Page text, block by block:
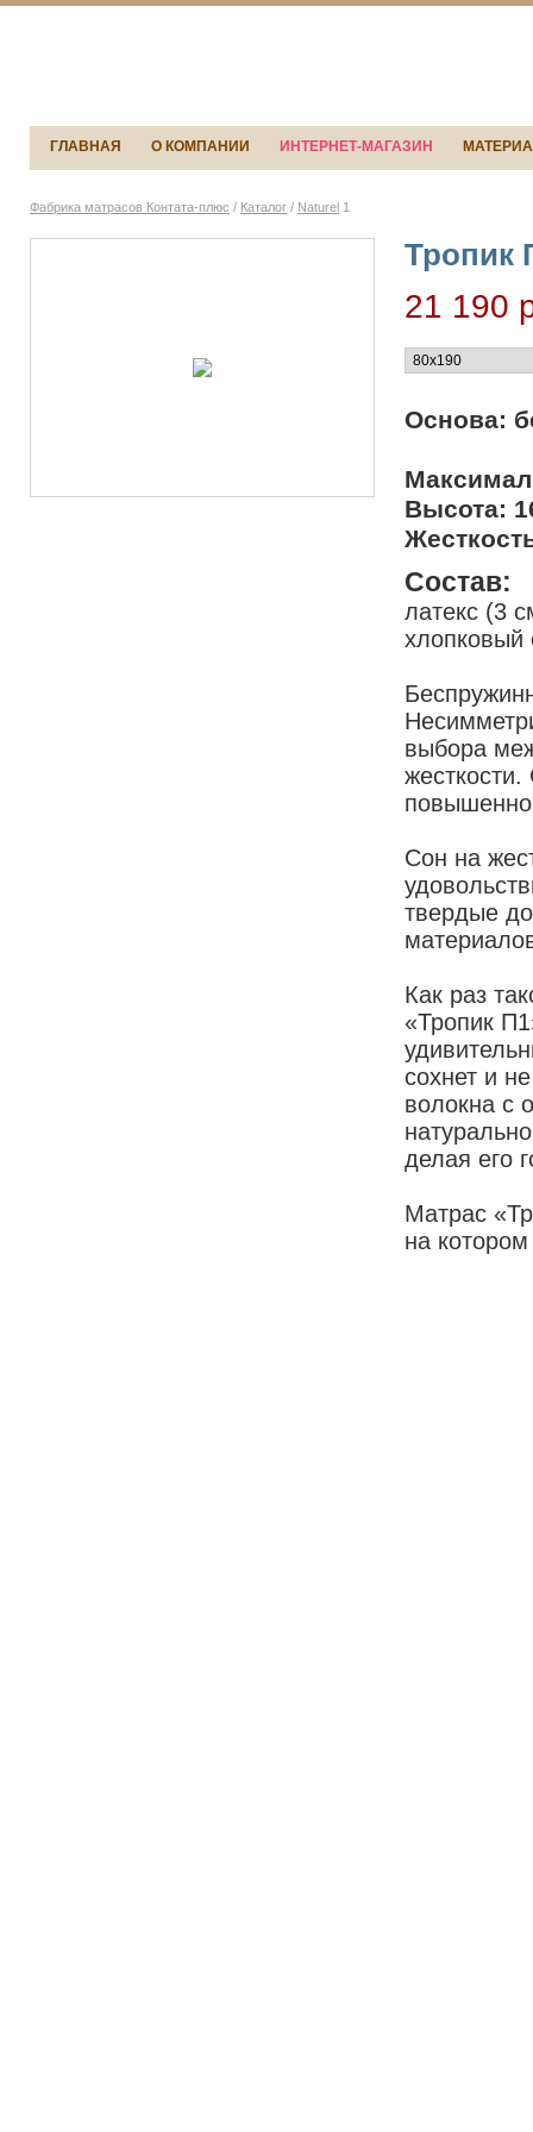
ГЛАВНАЯ О КОМПАНИИ ИНТЕРНЕТ-МАГАЗИН
Фабрика матрасов Контата-плюс / Каталог / Naturel 1
Тропик
21 190
Основа:
Высота:
Состав:
латекс (3
хлопковый
выбора
Сон на
твердые
Как раз
«Тропик
сохнет и
волокна с
делая его
Матрас
на